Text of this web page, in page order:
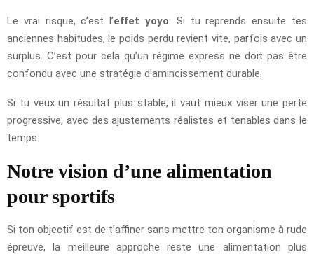
Le vrai risque, c’est l’effet yoyo . Si tu reprends ensuite tes
anciennes habitudes, le poids perdu revient vite, parfois avec un
surplus. C’est pour cela qu’un régime express ne doit pas être
confondu avec une stratégie d’amincissement durable.
Si tu veux un résultat plus stable, il vaut mieux viser une perte
progressive, avec des ajustements réalistes et tenables dans le
temps.
Notre vision d’une alimentation
pour sportifs
Si ton objectif est de t’affiner sans mettre ton organisme à rude
épreuve, la meilleure approche reste une alimentation plus